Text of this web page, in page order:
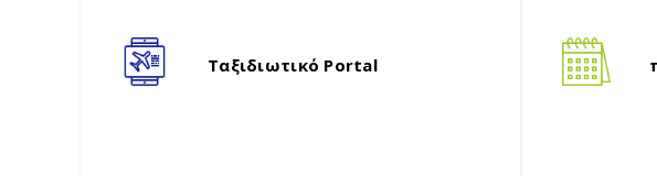
Ταξιδιωτικό Portal
Το έθιμο
έχουν
πράκτορα και